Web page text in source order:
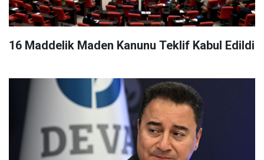
16 Maddelik Maden Kanunu Teklif Kabul Edildi